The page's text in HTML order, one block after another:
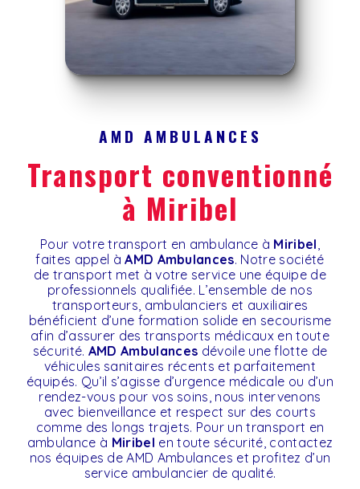
AMD AMBULANCES
transport conventionné
à Miribel
Pour votre transport en ambulance à Miribel
faites appel àAMD Ambulances. Notre société
de transport met à votre service une équipe de
professionnels qualifiée. L’ensemble de nos
transporteurs, ambulanciers et auxiliaires
bénéficient d’une formation solide en secourisme
afin d’assurer des transports médicaux en toute
sécurité. AMD Ambulances dévoile une flotte de
véhicules sanitaires récents et parfaitement
équipés. Qu’il s’agisse d’urgence médicale ou d’un
rendez-vous pour vos soins, nous intervenons
avec bienveillance et respect sur des courts
comme des longs trajets. Pour un transport en
ambulance à Miribel en toute sécurité, contactez
nos équipes de AMD Ambulances et profitez d’un
service ambulancier de qualité.